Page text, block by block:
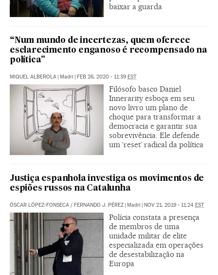
baixar a guarda
“Num mundo de incertezas, quem oferece
esclarecimento enganoso é recompensado na
política"
MIQUEL ALBEROLA | Madri | FEB 26, 2020 - 11:39 EST
Filósofo basco Daniel
Innerarity esboça em seu
novo livro um plano de
choque para transformar a
democracia e garantir sua
sobrevivência. Ele defende
um ‘reset’ radical da política
Justiça espanhola investiga os movimentos de
espiões russos na Catalunha
ÓSCAR LÓPEZ-FONSECA / FERNANDO J. PÉREZ | Madri | NOV 21, 2019 - 11:24 EST
Polícia constata a presença
de membros de uma
unidade militar de elite
especializada em operações
de desestabilização na
Europa